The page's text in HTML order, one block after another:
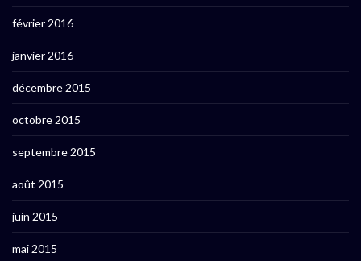
février 2016
janvier 2016
décembre 2015
octobre 2015
septembre 2015
août 2015
juin 2015
mai 2015